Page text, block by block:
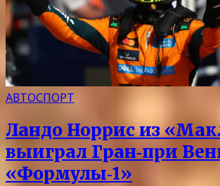
АВТОСПОРТ
Ландо Норрис из
выиграл Гран‑при
«Формулы‑1»